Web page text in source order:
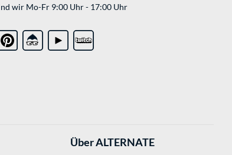
wir Mo-Fr 9:00 Uhr - 17:00 Uhr
Über ALTERNATE